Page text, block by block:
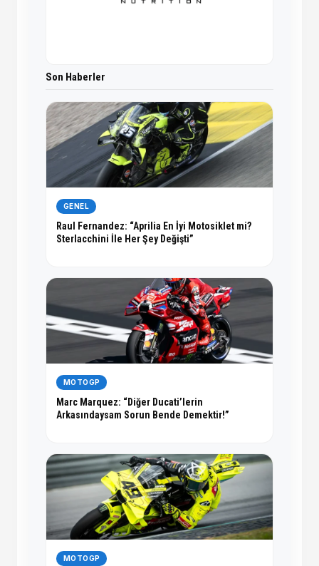
Son Haberler
GENEL
Raul Fernandez: “Aprilia En İyi Motosiklet mi?
Sterlacchini İle Her Şey Değişti”
MOTOGP
Marc Marquez: “Diğer Ducati’lerin
Arkasındaysam Sorun Bende Demektir!”
MOTOGP